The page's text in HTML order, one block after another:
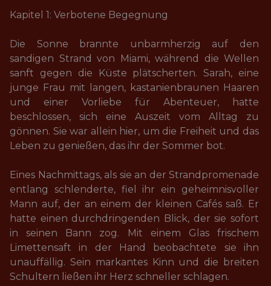
Kapitel 1: Verbotene Begegnung
Die Sonne brannte unbarmherzig auf den
sandigen Strand von Miami, während die Wellen
sanft gegen die Küste plätscherten. Sarah, eine
junge Frau mit langen, kastanienbraunen Haaren
und einer Vorliebe für Abenteuer, hatte
beschlossen, sich eine Auszeit vom Alltag zu
gönnen. Sie war allein hier, um die Freiheit und das
Leben zu genießen, das ihr der Sommer bot.
Eines Nachmittags, als sie an der Strandpromenade
entlang schlenderte, fiel ihr ein geheimnisvoller
Mann auf, der an einem der kleinen Cafés saß. Er
hatte einen durchdringenden Blick, der sie sofort
in seinen Bann zog. Mit einem Glas frischem
Limettensaft in der Hand beobachtete sie ihn
unauffällig. Sein markantes Kinn und die breiten
Schultern ließen ihr Herz schneller schlagen.